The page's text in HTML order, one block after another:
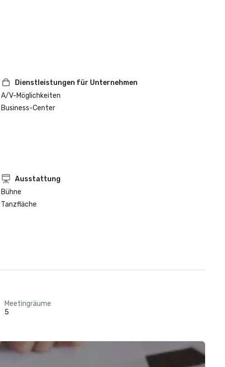
Dienstleistungen für Unternehmen
A/V-Möglichkeiten
Business-Center
Ausstattung
Bühne
Tanzfläche
Meetingräume
5